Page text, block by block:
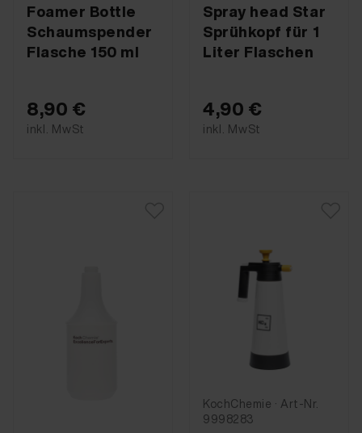
Foamer Bottle
Schaumspender
Flasche 150 ml
8,90 €
inkl. MwSt
Spray head Star
Sprühkopf für 1
Liter Flaschen
4,90 €
inkl. MwSt
KochChemie · Art-Nr.
9998283